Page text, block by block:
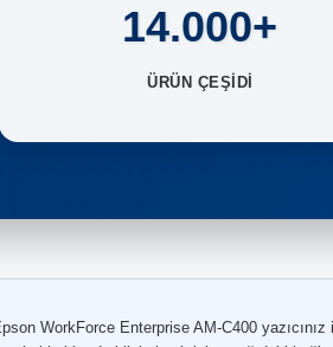
14.000+
ÜRÜN ÇEŞİDİ
WorkForce Enterprise AM-C400